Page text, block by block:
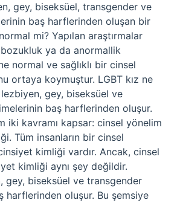
gey, biseksüel, transgender ve
baş harflerinden oluşan bir
mi? Yapılan araştırmalar
ya da anormallik
normal ve sağlıklı bir cinsel
ortaya koymuştur. LGBT kız ne
lezbiyen, gey, biseksüel ve
baş harflerinden oluşur.
iki kavramı kapsar: cinsel yönelim
Tüm insanların bir cinsel
kimliği vardır. Ancak, cinsel
kimliği aynı şey değildir.
gey, biseksüel ve transgender
harflerinden oluşur. Bu şemsiye